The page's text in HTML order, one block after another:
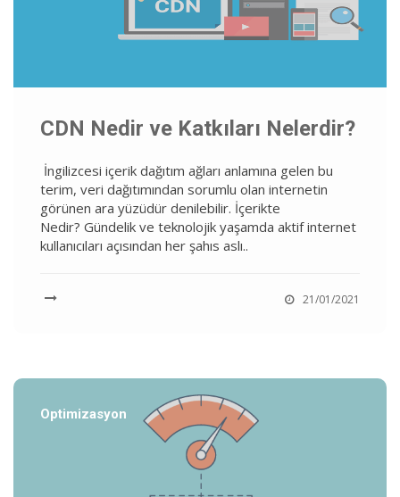
CDN Nedir ve Katkıları Nelerdir?
İngilizcesi içerik dağıtım ağları anlamına gelen bu
terim, veri dağıtımından sorumlu olan internetin
görünen ara yüzüdür denilebilir. İçerikte
Nedir? Gündelik ve teknolojik yaşamda aktif internet
kullanıcıları açısından her şahıs aslı..
21/01/2021
Optimizasyon